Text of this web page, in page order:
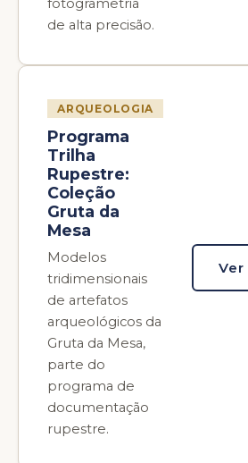
fotogrametria
de alta precisão.
ARQUEOLOGIA
Programa
Trilha
Rupestre:
Coleção
Gruta da
Mesa
Modelos
tridimensionais
de artefatos
arqueológicos da
Gruta da Mesa,
parte do
programa de
documentação
rupestre.
Ver